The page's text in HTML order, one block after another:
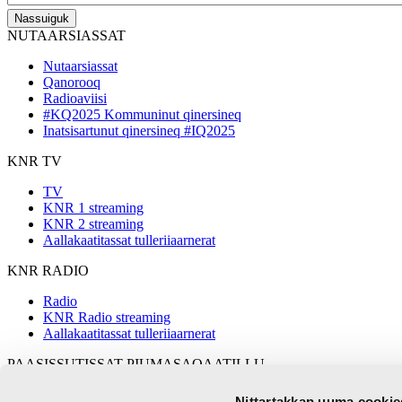
NUTAARSIASSAT
Nutaarsiassat
Qanorooq
Radioaviisi
#KQ2025 Kommuninut qinersineq
Inatsisartunut qinersineq #IQ2025
KNR TV
TV
KNR 1 streaming
KNR 2 streaming
Aallakaatitassat tulleriiaarnerat
KNR RADIO
Radio
KNR Radio streaming
Aallakaatitassat tulleriiaarnerat
PAASISSUTISSAT PIUMASAQAATILLU